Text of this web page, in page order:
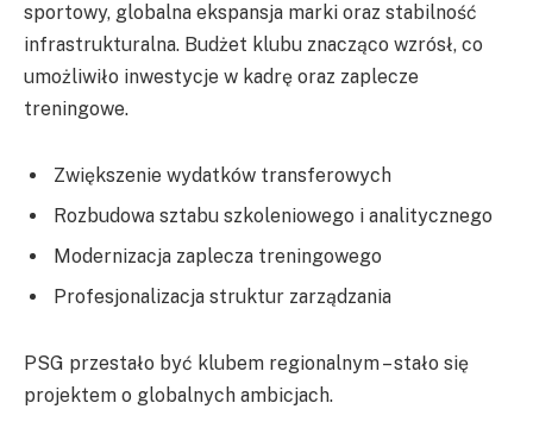
sportowy, globalna ekspansja marki oraz stabilność
infrastrukturalna. Budżet klubu znacząco wzrósł, co
umożliwiło inwestycje w kadrę oraz zaplecze
treningowe.
Zwiększenie wydatków transferowych
Rozbudowa sztabu szkoleniowego i analitycznego
Modernizacja zaplecza treningowego
Profesjonalizacja struktur zarządzania
PSG przestało być klubem regionalnym – stało się
projektem o globalnych ambicjach.